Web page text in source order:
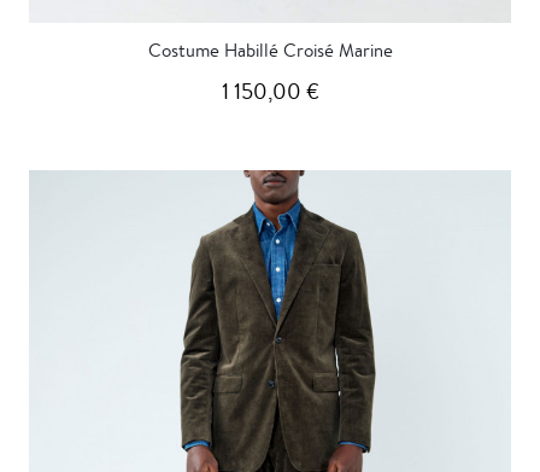
Costume Habillé Croisé Marine
1 150,00 €